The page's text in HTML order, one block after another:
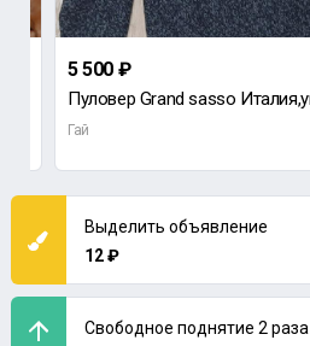
5 500 ₽
Гай
Выделить объявление
12 ₽
Свободное поднятие 2 раза